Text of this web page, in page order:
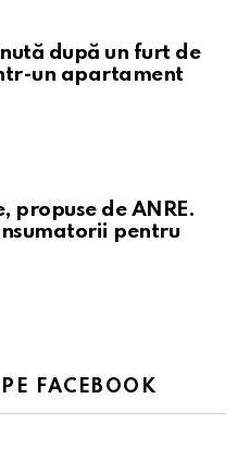
după un furt de
un apartament
propuse de ANRE.
pentru
FACEBOOK